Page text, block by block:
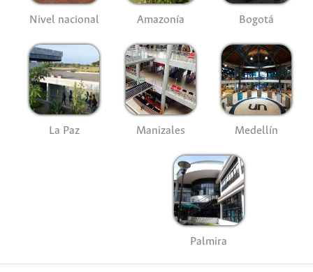
Nivel nacional Amazonía Bogotá
La Paz Manizales Medellín
Palmira